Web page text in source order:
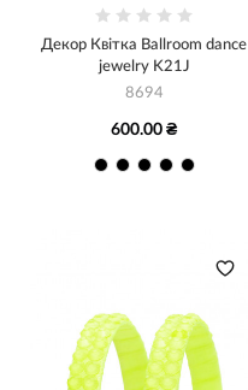
Декор Квітка Ballroom dance
jewelry K21J
8694
600.00 ₴